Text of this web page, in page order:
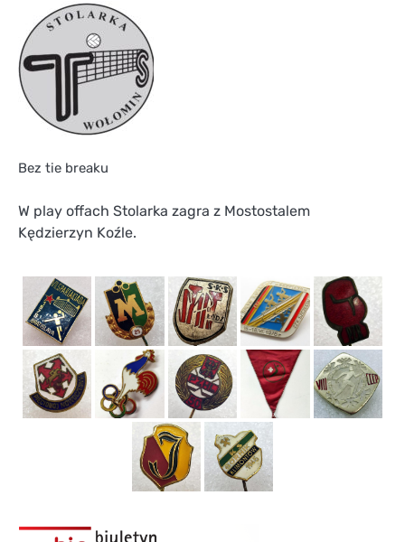
Bez tie breaku
W play offach Stolarka zagra z Mostostalem
Kędzierzyn Koźle.